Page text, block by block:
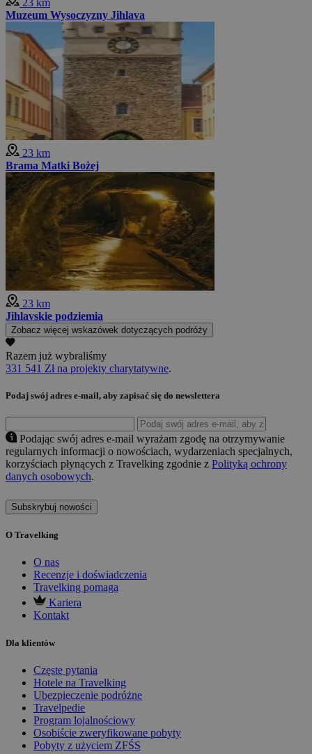
Muzeum Wysoczyzny Jihlava
23 km
Brama Matki Bożej
23 km
Jihlavskie podziemia
Zobacz więcej wskazówek dotyczących podróży
Razem już wybraliśmy
331 541 Zł na projekty charytatywne.
Podaj swój adres e-mail, aby zapisać się do newslettera
Podając swój adres e-mail wyrażam zgodę na otrzymywanie
regularnych informacji o nowościach, wydarzeniach specjalnych,
korzyściach płynących z Travelking zgodnie z Polityką ochrony
danych osobowych.
Subskrybuj nowości
O Travelking
O nas
Recenzje i doświadczenia
Travelking pomaga
Kariera
Kontakt
Dla klientów
Częste pytania
Hotele na Travelking
Ubezpieczenie podróżne
Travelpedie
Program lojalnościowy
Osobiście zweryfikowane pobyty
Pobyty z użyciem ZFŚS